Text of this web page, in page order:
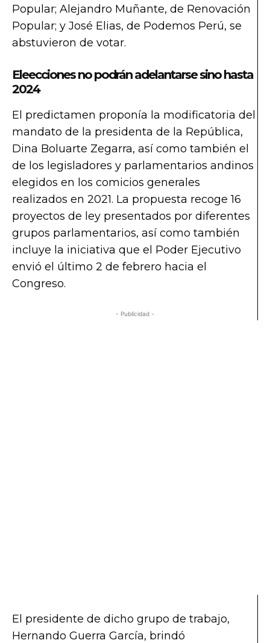
Popular; Alejandro Muñante, de Renovación
Popular; y José Elias, de Podemos Perú, se
abstuvieron de votar.
Eleecciones no podrán adelantarse sino hasta
2024
El predictamen proponía la modificatoria del
mandato de la presidenta de la República,
Dina Boluarte Zegarra, así como también el
de los legisladores y parlamentarios andinos
elegidos en los comicios generales
realizados en 2021. La propuesta recoge 16
proyectos de ley presentados por diferentes
grupos parlamentarios, así como también
incluye la iniciativa que el Poder Ejecutivo
envió el último 2 de febrero hacia el
Congreso.
- Publicidad -
El presidente de dicho grupo de trabajo,
Hernando Guerra García, brindó